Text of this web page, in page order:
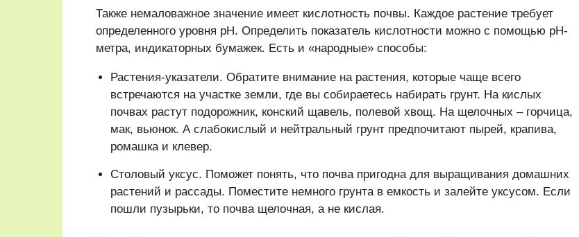
Также немаловажное значение имеет кислотность почвы. Каждое растение требует
определенного уровня рН. Определить показатель кислотности можно с помощью рН-
метра, индикаторных бумажек. Есть и «народные» способы:
Растения-указатели. Обратите внимание на растения, которые чаще всего
встречаются на участке земли, где вы собираетесь набирать грунт. На кислых
почвах растут подорожник, конский щавель, полевой хвощ. На щелочных – горчица,
мак, вьюнок. А слабокислый и нейтральный грунт предпочитают пырей, крапива,
ромашка и клевер.
Столовый уксус. Поможет понять, что почва пригодна для выращивания домашних
растений и рассады. Поместите немного грунта в емкость и залейте уксусом. Если
пошли пузырьки, то почва щелочная, а не кислая.